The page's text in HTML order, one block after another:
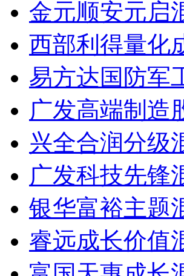
金元顺安元启
西部利得量化
易方达国防军
广发高端制造
兴全合润分级
广发科技先锋
银华富裕主题
睿远成长价值